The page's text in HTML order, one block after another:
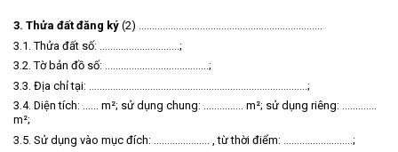
3. Thửa đất đăng ký (2) ……………………………………………………………
3.1. Thửa đất số: …………………………;
3.2. Tờ bản đồ số: …………………………………;
3.3. Địa chỉ tại: ………….……………………………………………………………;
3.4. Diện tích: …… m²; sử dụng chung: …………… m²; sử dụng riêng: ………….
m²;
3.5. Sử dụng vào mục đích: ………..………. , từ thời điểm: ……………………..;